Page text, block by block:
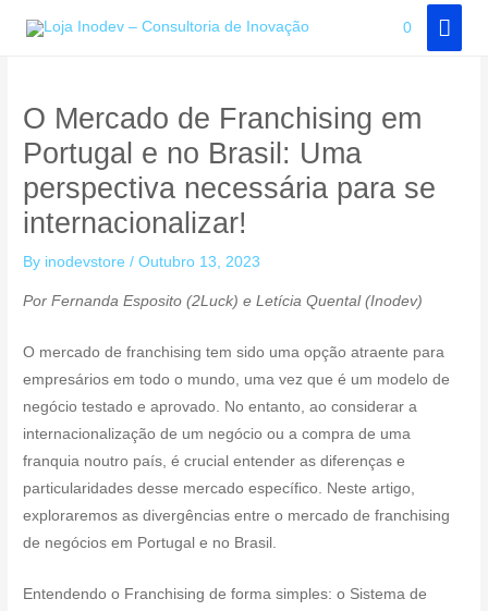
0
O Mercado de Franchising em
Portugal e no Brasil: Uma
perspectiva necessária para se
internacionalizar!
By inodevstore/Outubro 13, 2023
Por Fernanda Esposito (2Luck) e Letícia Quental (Inodev)
O mercado de franchising tem sido uma opção atraente para
empresários em todo o mundo, uma vez que é um modelo de
negócio testado e aprovado. No entanto, ao considerar a
internacionalização de um negócio ou a compra de uma
franquia noutro país, é crucial entender as diferenças e
particularidades desse mercado específico. Neste artigo,
exploraremos as divergências entre o mercado de franchising
de negócios em Portugal e no Brasil.
Entendendo o Franchising de forma simples: o Sistema de